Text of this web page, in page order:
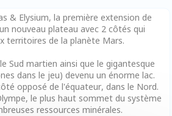
& Elysium, la première extension de
nouveau plateau avec 2 côtés qui
territoires de la planète Mars.
Sud martien ainsi que le gigantesque
dans le jeu) devenu un énorme lac.
opposé de l'équateur, dans le Nord.
le plus haut sommet du système
ressources minérales.